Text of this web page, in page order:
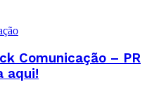
Comunicação – PR
aqui!